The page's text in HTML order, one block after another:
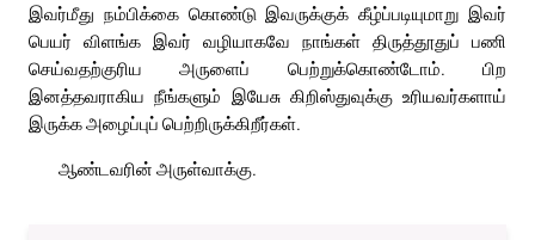
இவர்மீது நம்பிக்கை கொண்டு இவருக்குக் கீழ்ப்படியுமாறு இவர்
பெயர் விளங்க இவர் வழியாகவே நாங்கள் திருத்தூதுப் பணி
செய்வதற்குரிய அருளைப் பெற்றுக்கொண்டோம். பிற
இனத்தவராகிய நீங்களும் இயேசு கிறிஸ்துவுக்கு உரியவர்களாய்
இருக்க அழைப்புப் பெற்றிருக்கிறீர்கள்.
ஆண்டவரின் அருள்வாக்கு.